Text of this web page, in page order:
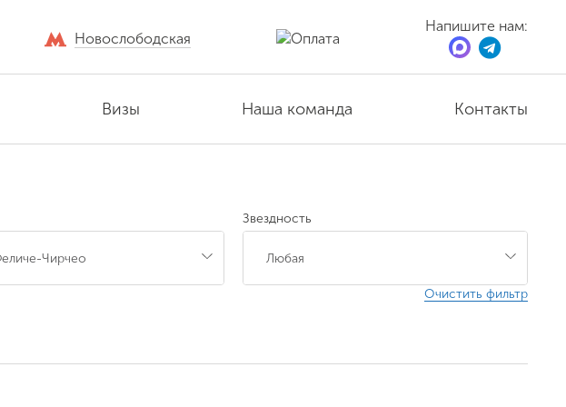
Новослободская
Напишите нам:
Визы Наша команда Контакты
Звездность
Очистить фильтр